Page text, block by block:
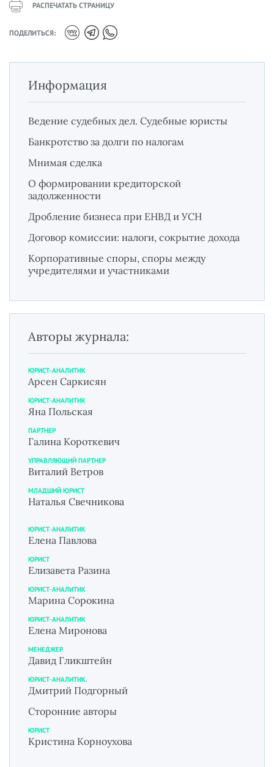
РАСПЕЧАТАТЬ СТРАНИЦУ
ПОДЕЛИТЬСЯ:
Информация
Ведение судебных дел. Судебные юристы
Банкротство за долги по налогам
Мнимая сделка
О формировании кредиторской
задолженности
Дробление бизнеса при ЕНВД и УСН
Договор комиссии: налоги, сокрытие дохода
Корпоративные споры, споры между
учредителями и участниками
Авторы журнала:
ЮРИСТ-АНАЛИТИК
Арсен Саркисян
ЮРИСТ-АНАЛИТИК
Яна Польская
ПАРТНЕР
Галина Короткевич
УПРАВЛЯЮЩИЙ ПАРТНЕР
Виталий Ветров
МЛАДШИЙ ЮРИСТ
Наталья Свечникова
ЮРИСТ-АНАЛИТИК
Елена Павлова
ЮРИСТ
Елизавета Разина
ЮРИСТ-АНАЛИТИК
Марина Сорокина
ЮРИСТ-АНАЛИТИК
Елена Миронова
МЕНЕДЖЕР
Давид Гликштейн
ЮРИСТ-АНАЛИТИК.
Дмитрий Подгорный
Сторонние авторы
ЮРИСТ
Кристина Корноухова